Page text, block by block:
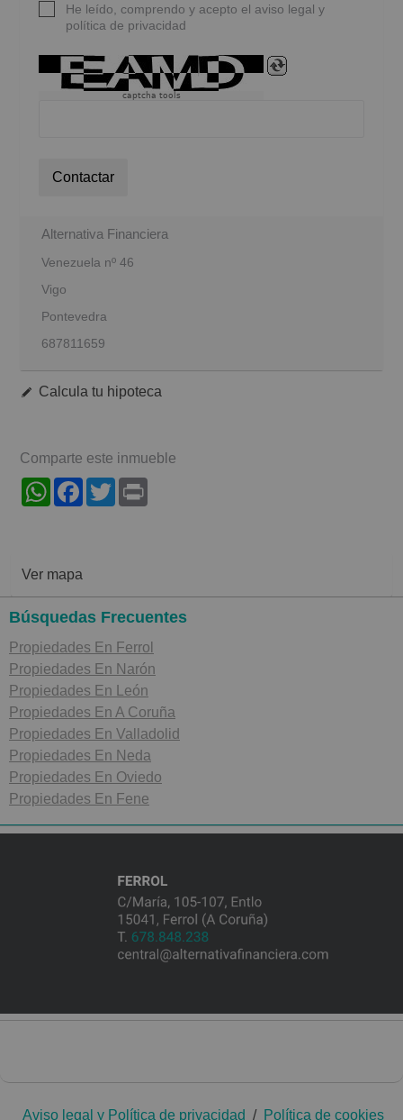
He leído, comprendo y acepto el aviso legal y
política de privacidad
captcha tools
Contactar
Alternativa Financiera
Venezuela nº 46
Vigo
Pontevedra
687811659
Calcula tu hipoteca
Comparte este inmueble
WhatsAppFacebook
Twitter
Ver mapa
Búsquedas Frecuentes
Propiedades En Ferrol
Propiedades En Narón
Propiedades En León
Propiedades En A Coruña
Propiedades En Valladolid
Propiedades En Neda
Propiedades En Oviedo
Propiedades En Fene
Aviso legal y Política de privacidad / Política de cookies